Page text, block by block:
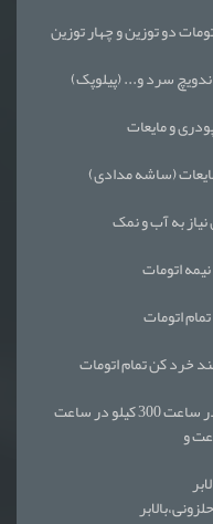
دو توزین و چهار توزین
سرد و... (پیلوپک)
(ساشه مدادی)
اتومات
اتومات
خرد کن تمام اتومات